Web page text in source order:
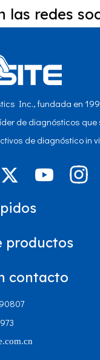
las redes
Inc., fundada en
de diagnósticos que
de diagnóstico in
productos
contacto